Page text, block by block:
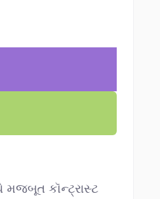
મજબૂત કૉન્ટ્રાસ્ટ